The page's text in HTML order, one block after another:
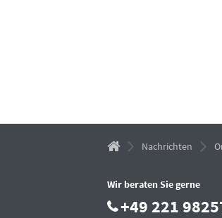
Nachrichten
Wir beraten Sie gerne
+49 221